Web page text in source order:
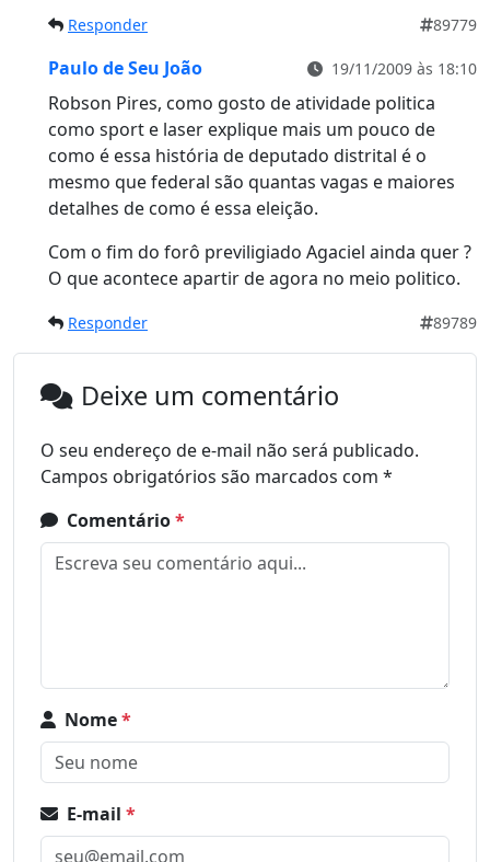
Responder 89779
Paulo de Seu João 19/11/2009 às 18:10
Robson Pires, como gosto de atividade politica
como sport e laser explique mais um pouco de
como é essa história de deputado distrital é o
mesmo que federal são quantas vagas e maiores
detalhes de como é essa eleição.
Com o fim do forô previligiado Agaciel ainda quer ?
O que acontece apartir de agora no meio politico.
Responder 89789
Deixe um comentário
O seu endereço de e-mail não será publicado.
Campos obrigatórios são marcados com *
Comentário*
Nome*
E-mail *